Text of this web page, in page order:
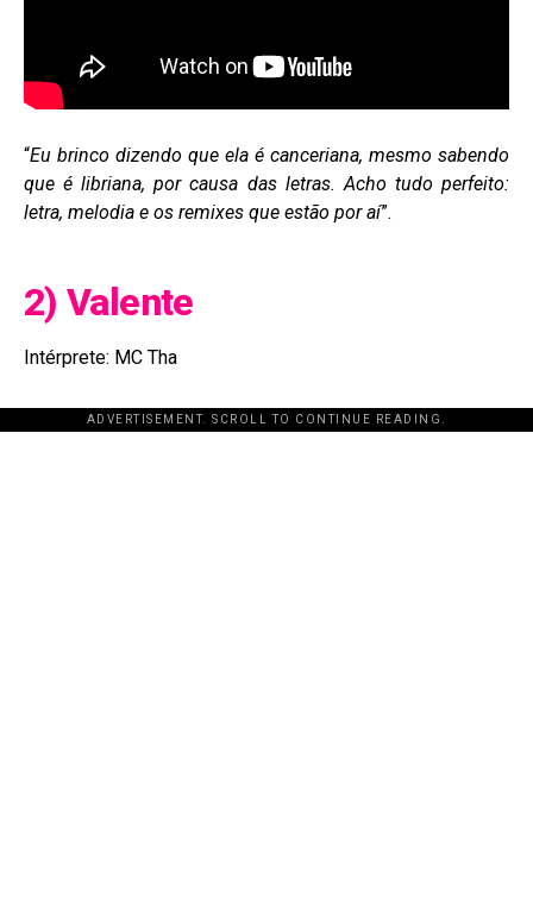
“Eu brinco dizendo que ela é canceriana, mesmo sabendo
que é libriana, por causa das letras. Acho tudo perfeito:
letra, melodia e os remixes que estão por aí”.
2) Valente
Intérprete: MC Tha
ADVERTISEMENT. SCROLL TO CONTINUE READING.